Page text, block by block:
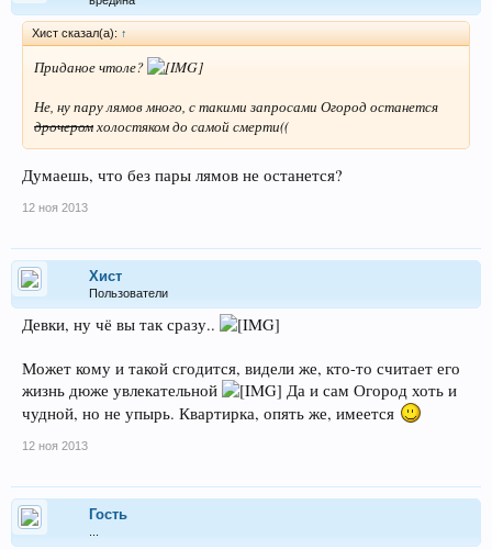
Хист сказал(а): ↑
Приданое чтоле?
Не, ну пару лямов много, с такими запросами Огород останется
дрочеромхолостяком до самой смерти((
Думаешь, что без пары лямов не останется?
12 ноя 2013
Хист
Пользователи
Девки, ну чё вы так сразу..
Может кому и такой сгодится, видели же, кто-то считает его
жизнь дюже увлекательной
Да и сам Огород хоть и
чудной, но не упырь. Квартирка, опять же, имеется
12 ноя 2013
Гость